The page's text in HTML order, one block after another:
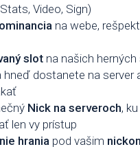
Video, Sign)
na webe,
slot na našich
hneď dostanete na server
Nick na serveroch,
len vy prístup
hrania pod vašim